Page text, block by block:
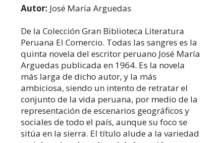
Autor: José María Arguedas
De la Colección Gran Biblioteca Literatura
Peruana El Comercio. Todas las sangres es la
quinta novela del escritor peruano José María
Arguedas publicada en 1964. Es la novela
más larga de dicho autor, y la más
ambiciosa, siendo un intento de retratar el
conjunto de la vida peruana, por medio de la
representación de escenarios geográficos y
sociales de todo el país, aunque su foco se
sitúa en la sierra. El título alude a la variedad